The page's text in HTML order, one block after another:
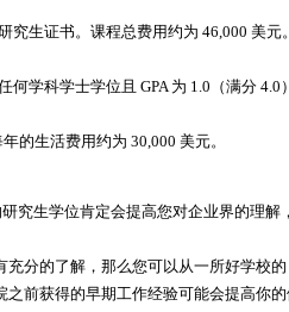
究生证书。课程总费用约为 46,000 美元
学科学士学位且 GPA 为 1.0（满分 4.0
的生活费用约为 30,000 美元。
究生学位肯定会提高您对企业界的理解
分的了解，那么您可以从一所好学校的
前获得的早期工作经验可能会提高你